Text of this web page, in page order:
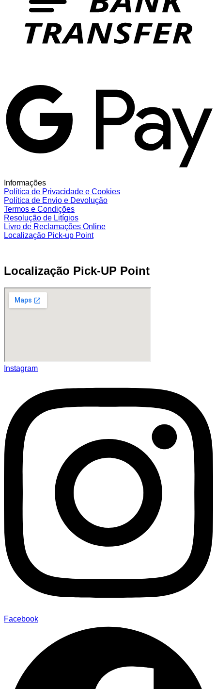
Informações
Política de Privacidade e Cookies
Política de Envio e Devolução
Termos e Condições
Resolução de Litígios
Livro de Reclamações Online
Localização Pick-up Point
Localização Pick-UP Point
Instagram
Facebook